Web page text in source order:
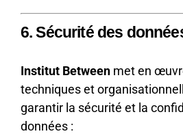
6. Sécurité des
Institut Betweenmet en
techniques et
garantir la sécurité et la
données :